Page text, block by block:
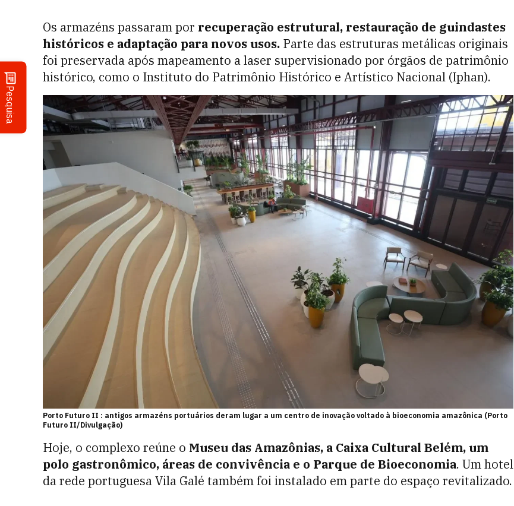
Pesquisa
Os armazéns passaram por recuperação estrutural, restauração de guindastes
históricos e adaptação para novos usos. Parte das estruturas metálicas originais
foi preservada após mapeamento a laser supervisionado por órgãos de patrimônio
histórico, como o Instituto do Patrimônio Histórico e Artístico Nacional (Iphan).
Porto Futuro II : antigos armazéns portuários deram lugar a um centro de inovação voltado à bioeconomia amazônica (Porto
Futuro II/Divulgação)
Hoje, o complexo reúne o Museu das Amazônias, a Caixa Cultural Belém, um
polo gastronômico, áreas de convivência e o Parque de Bioeconomia. Um hotel
da rede portuguesa Vila Galé também foi instalado em parte do espaço revitalizado.